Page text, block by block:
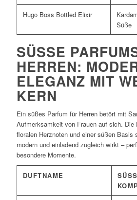
Hugo Boss Bottled Elixir
Süße
SÜSSE PARFUMS
ERREN:
LEGANZ MIT
ERN
Ein süßes Parfum für Herren betört mit
Aufmerksamkeit von Frauen auf sich. Die
floralen Herznoten und einer süßen Basis
modern und einladend zugleich wirkt –
besondere Momente.
DUFTNAME